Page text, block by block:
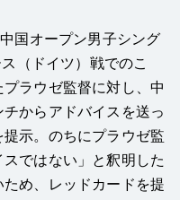
国オープン男子シング
（ドイツ）戦でのこ
ラウゼ監督に対し、中
からアドバイスを送っ
示。のちにプラウゼ監
ではない」と釈明した
め、レッドカードを提